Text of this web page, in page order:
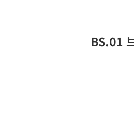
BS.01